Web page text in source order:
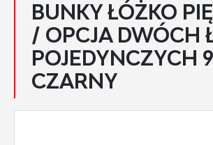
BUNKY ŁÓŻKO
/ OPCJA DWÓCH
POJEDYNCZYCH
CZARNY